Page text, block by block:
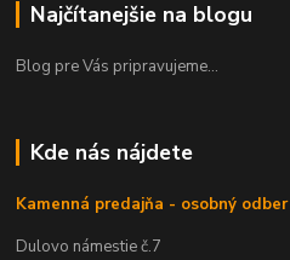
Najčítanejšie na blogu
Blog pre Vás pripravujeme...
Kde nás nájdete
Kamenná predajňa - osobný odber
Dulovo námestie č.7